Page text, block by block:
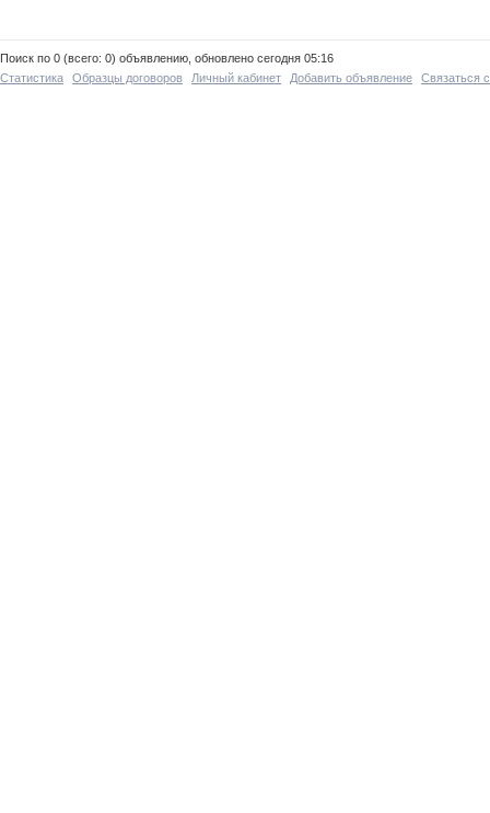
Поиск по 0 (всего: 0) объявлению, обновлено сегодня 05:16
Статистика
Образцы договоров Личный кабинет Добавить объявление Связаться